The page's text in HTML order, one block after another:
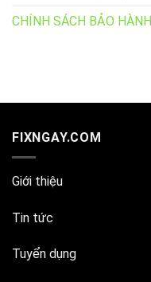
CHÍNH SÁCH BẢO HÀNH
FIXNGAY.COM
Giới thiệu
Tin tức
Tuyển dụng